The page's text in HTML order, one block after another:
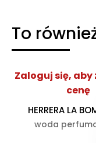
To
Zaloguj się, aby
cenę
HERRERA LA
woda